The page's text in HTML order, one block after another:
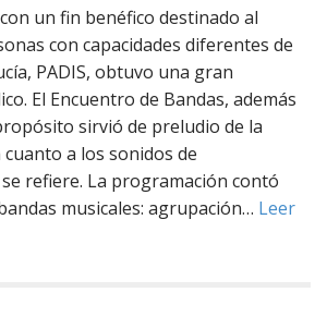
un fin benéfico destinado al
con capacidades diferentes de
PADIS, obtuvo una gran
El Encuentro de Bandas, además
sirvió de preludio de la
cuanto a los sonidos de
refiere. La programación contó
musicales: agrupación… Leer